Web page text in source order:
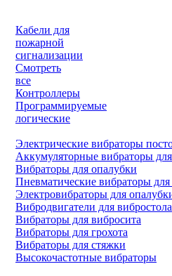
Кабели для
пожарной
сигнализации
Смотреть
все
Контроллеры
Программируемые
логические
Электрические вибраторы
Аккумуляторные вибраторы
Вибраторы для опалубки
Пневматические вибраторы
Электровибраторы для
Вибродвигатели для вибростола
Вибраторы для вибросита
Вибраторы для грохота
Вибраторы для стяжки
Высокочастотные вибраторы